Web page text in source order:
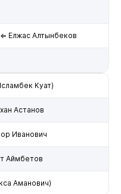
Елжас Алтынбеков
Куат)
Астанов
Иванович
Аймбетов
Аманович)